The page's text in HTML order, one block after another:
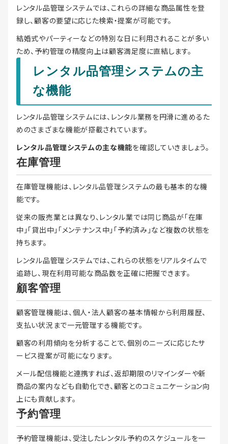
レンタル品管理システムでは、これらの詳細な商品属性を登
録し、顧客の要望に応じた検索・提案が可能です。
結婚式やパーティーなどの特別な日に利用されることが多い
ため、予約管理の精度向上は顧客満足度に直結します。
レンタル品管理システムの主
な機能
レンタル品管理システムには、レンタル業務を円滑に進めるた
めのさまざまな機能が搭載されています。
レンタル品管理システムの主な機能を確認していきましょう。
在庫管理
在庫管理機能は、レンタル品管理システムの最も基本的な機
能です。
従来の販売業とは異なり、レンタル業では同じ商品が「在庫
中」「貸出中」「メンテナンス中」「予約済み」など複数の状態を
持ちます。
レンタル品管理システムでは、これらの状態をリアルタイムで
追跡し、現在利用可能な商品数を正確に把握できます。
顧客管理
顧客管理機能は、個人・法人顧客の基本情報から利用履歴、
支払い状況まで一元管理する機能です。
顧客の利用傾向を分析することで、個別のニーズに応じたサ
ービス提案が可能になります。
メール配信機能と連携すれば、返却期限のリマインダーや新
商品の案内なども自動化でき、顧客とのコミュニケーション向
上にも貢献します。
予約管理
予約管理機能は、受注したレンタル予約のスケジュールを一